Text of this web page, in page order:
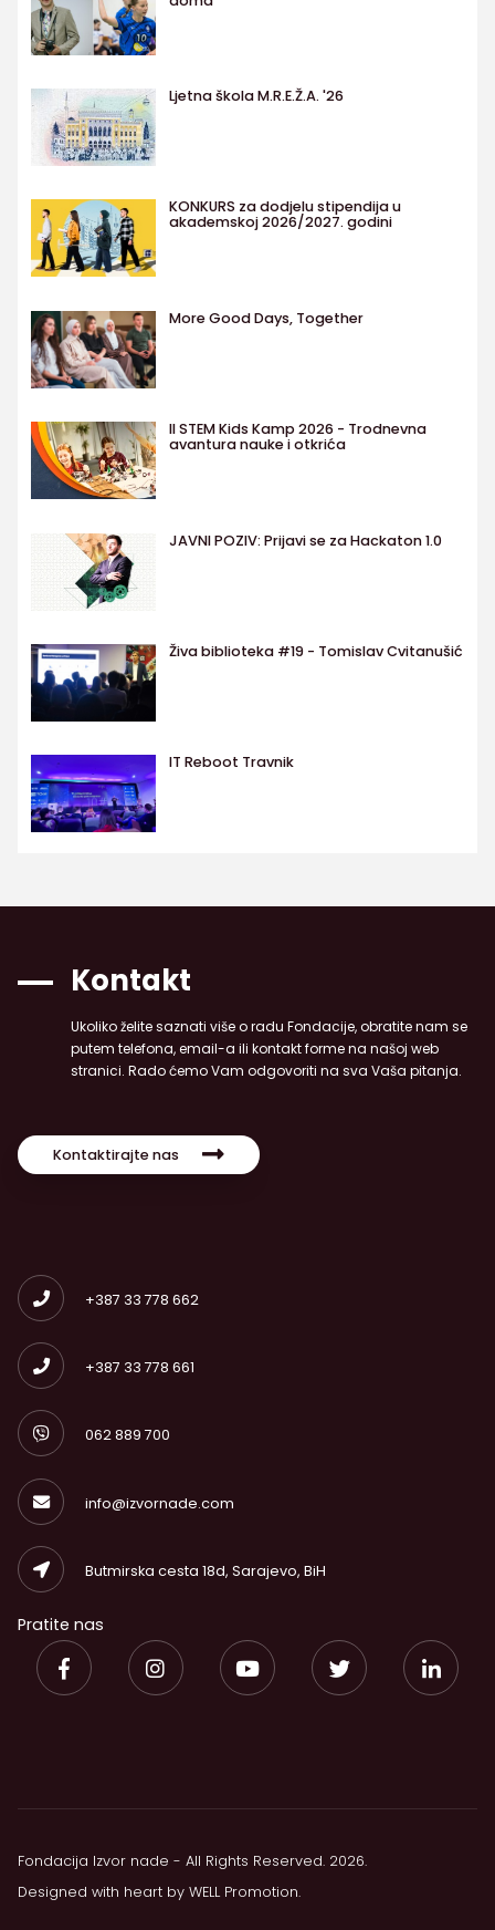
Ljetna škola M.R.E.Ž.A. '26
KONKURS za dodjelu stipendija u
akademskoj 2026/2027. godini
More Good Days, Together
II STEM Kids Kamp 2026 - Trodnevna
avantura nauke i otkrića
JAVNI POZIV: Prijavi se za Hackaton 1.0
Živa biblioteka #19 - Tomislav Cvitanušić
IT Reboot Travnik
Kontakt
Ukoliko želite saznati više o radu Fondacije, obratite nam se
putem telefona, email-a ili kontakt forme na našoj web
stranici. Rado ćemo Vam odgovoriti na sva Vaša pitanja.
Kontaktirajte nas
+387 33 778 662
+387 33 778 661
062 889 700
info@izvornade.com
Butmirska cesta 18d, Sarajevo, BiH
Pratite nas
Fondacija Izvor nade - All Rights Reserved. 2026.
Designed with heart by WELL Promotion.